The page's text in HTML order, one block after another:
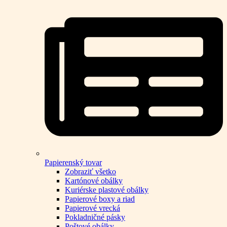
Papierenský tovar
Zobraziť všetko
Kartónové obálky
Kuriérske plastové obálky
Papierové boxy a riad
Papierové vrecká
Pokladničné pásky